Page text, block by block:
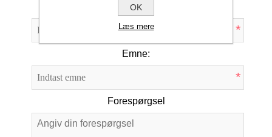
Din e-mail
*
Emne:
*
Forespørgsel
OK
Læs mere